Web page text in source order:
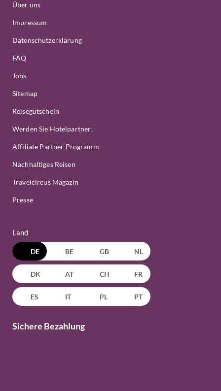
Über uns
Impressum
Datenschutzerklärung
FAQ
Jobs
Sitemap
Reisegutschein
Werden Sie Hotelpartner!
Affiliate Partner Programm
Nachhaltiges Reisen
Travelcircus Magazin
Presse
Land
DE BE GB NL
DK AT CH FR
ES IT PL PT
Sichere Bezahlung